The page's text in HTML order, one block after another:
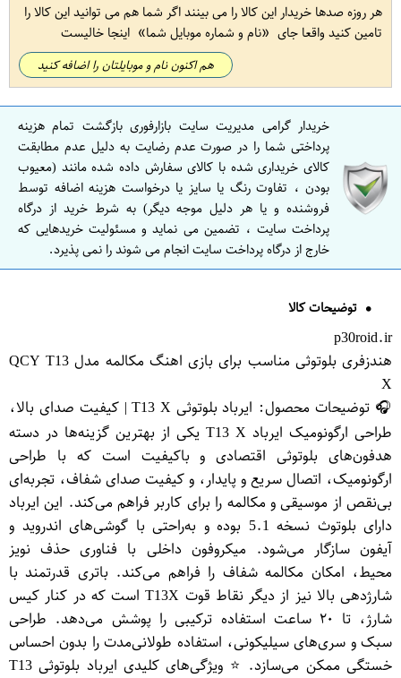
هر روزه صدها خریدار این کالا را می بینند اگر شما هم می توانید این کالا را
تامین کنید واقعا جای
نام و شماره موبایل شما اینجا خالیست
هم اکنون نام و موبایلتان را اضافه کنید
خریدار گرامی مدیریت سایت بازارفوری بازگشت تمام هزینه
پرداختی شما را در صورت عدم رضایت به دلیل عدم مطابقت
کالای خریداری شده با کالای سفارش داده شده مانند (معیوب
بودن ، تفاوت رنگ یا سایز یا درخواست هزینه اضافه توسط
فروشنده و یا هر دلیل موجه دیگر) به شرط خرید از درگاه
پرداخت سایت ، تضمین می نماید و مسئولیت خریدهایی که
خارج از درگاه پرداخت سایت انجام می شوند را نمی پذیرد.
توضیحات کالا
p30roid.ir
هندزفری بلوتوثی مناسب برای بازی اهنگ مکالمه مدل QCY T13
X
🎧 توضیحات محصول: ایرباد بلوتوثی T13 X | کیفیت صدای بالا،
طراحی ارگونومیک ایرباد T13 X یکی از بهترین گزینه‌ها در دسته
هدفون‌های بلوتوثی اقتصادی و باکیفیت است که با طراحی
ارگونومیک، اتصال سریع و پایدار، و کیفیت صدای شفاف، تجربه‌ای
بی‌نقص از موسیقی و مکالمه را برای کاربر فراهم می‌کند. این ایرباد
دارای بلوتوث نسخه 5.1 بوده و به‌راحتی با گوشی‌های اندروید و
آیفون سازگار می‌شود. میکروفون داخلی با فناوری حذف نویز
محیط، امکان مکالمه شفاف را فراهم می‌کند. باتری قدرتمند با
شارژدهی بالا نیز از دیگر نقاط قوت T13X است که در کنار کیس
شارژ، تا ۲۰ ساعت استفاده ترکیبی را پوشش می‌دهد. طراحی
سبک و سری‌های سیلیکونی، استفاده طولانی‌مدت را بدون احساس
خستگی ممکن می‌سازد. ⭐ ویژگی‌های کلیدی ایرباد بلوتوثی T13